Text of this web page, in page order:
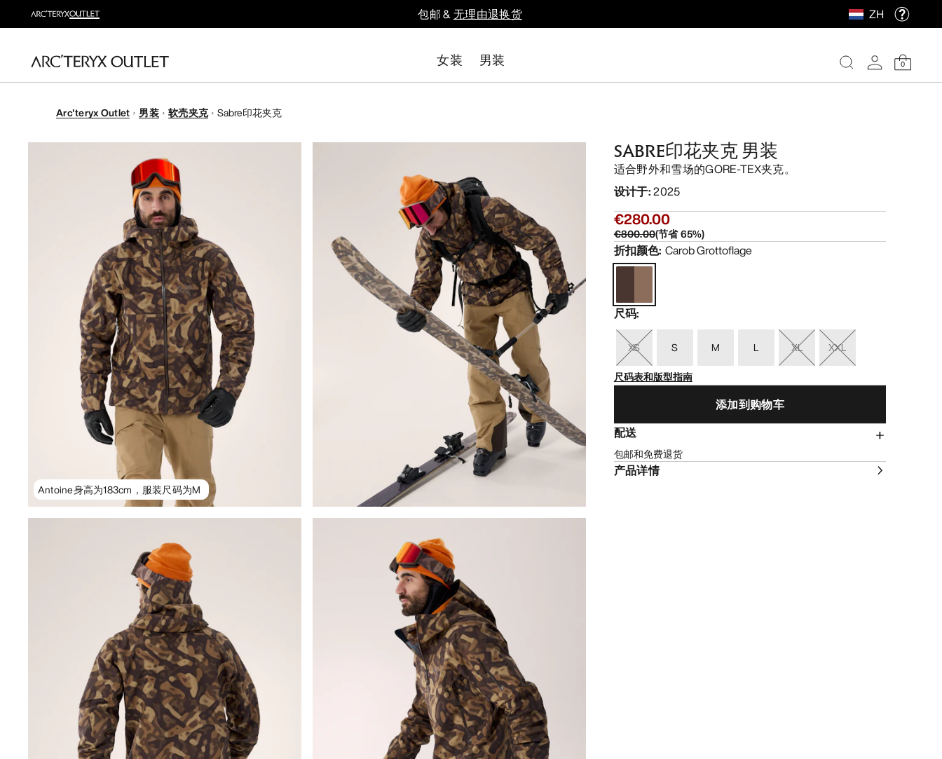
包邮 &无理由退换货 ZH
女装 男装 0
Arc'teryx Outlet 男装 软壳夹克 Sabre印花夹克
Antoine身高为183cm，服装尺码为M
SABRE印花夹克 男装
适合野外和雪场的GORE-TEX夹克。
设计于:2025
€280.00
€800.00(节省65%)
折扣颜色: Carob Grottoflage
尺码:
XS S M L XL
XXL
尺码表和版型指南
添加到购物车
配送
包邮和免费退货
产品详情